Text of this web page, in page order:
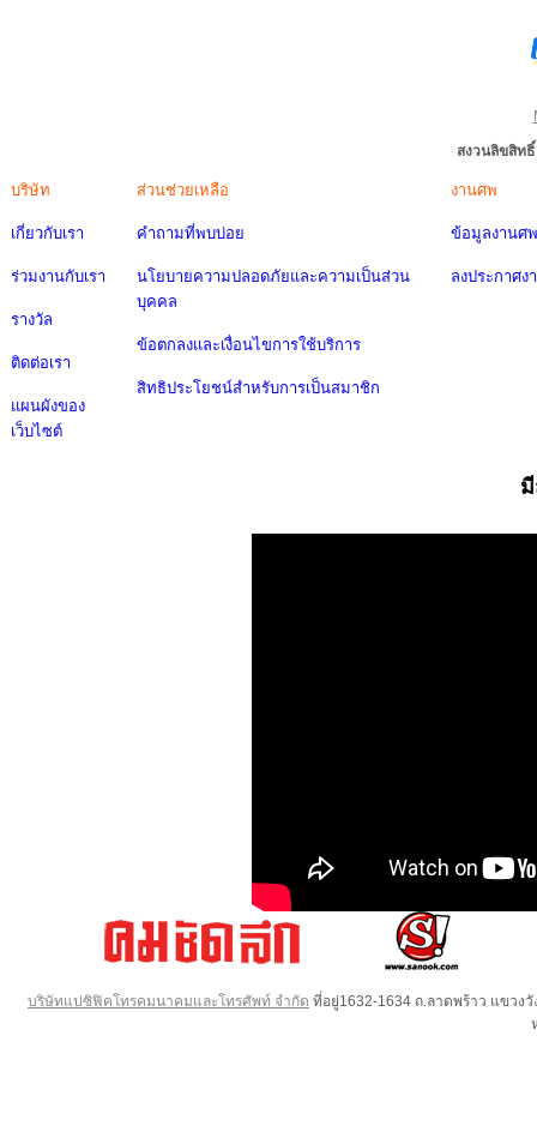
สงวนลิขสิท
บริษัท
เกี่ยวกับเรา
ร่วมงานกับเรา
รางวัล
ติดต่อเรา
แผนผังของ
เว็บไซต์
ส่วนช่วยเหลือ
คำถามที่พบบ่อย
นโยบายความปลอดภัยและความเป็นส่วน
บุคคล
ข้อตกลงและเงื่อนไขการใช้บริการ
สิทธิประโยชน์สำหรับการเป็นสมาชิก
งานศพ
ข้อมูลงานศพ
ลงประกาศง
บริษัทแปซิฟิคโทรคมนาคมและโทรศัพท์ จำกัด ที่อยู่1632-1634 ถ.ลาดพร้าว แขวง